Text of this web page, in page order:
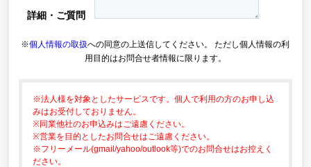
詳細・ご質問
※個人情報の取扱への同意の上送信してください。 ただし個人情報の利
用目的はお問合せ者情報に限ります。
※法人様を対象としたサービスです。個人で利用の方のお申し込
みはお受付しておりません。
※同業他社のお申込みはご遠慮ください。
※営業を目的としたお問合せはご遠慮ください。
※フリーメール(gmail/yahoo/outlook等)でのお問合せはお控えく
ださい。